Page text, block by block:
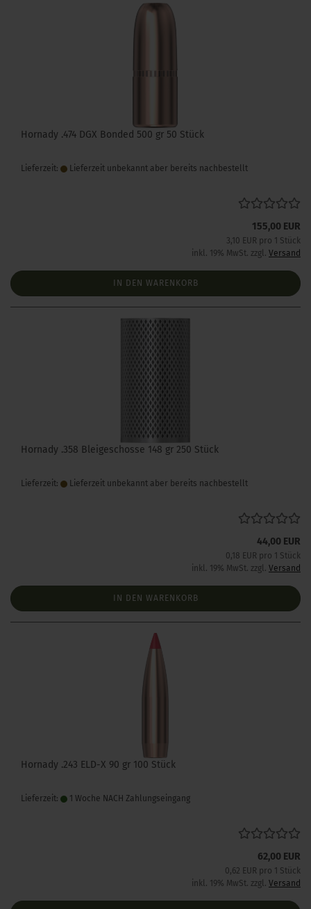
Hornady .474 DGX Bonded 500 gr 50 Stück
Lieferzeit: Lieferzeit unbekannt aber bereits nachbestellt
155,00 EUR
3,10 EUR pro 1 Stück
inkl. 19% MwSt. zzgl. Versand
IN DEN WARENKORB
Hornady .358 Bleigeschosse 148 gr 250 Stück
Lieferzeit: Lieferzeit unbekannt aber bereits nachbestellt
44,00 EUR
0,18 EUR pro 1 Stück
inkl. 19% MwSt. zzgl. Versand
IN DEN WARENKORB
Hornady .243 ELD-X 90 gr 100 Stück
Lieferzeit: 1 Woche NACH Zahlungseingang
62,00 EUR
0,62 EUR pro 1 Stück
inkl. 19% MwSt. zzgl. Versand